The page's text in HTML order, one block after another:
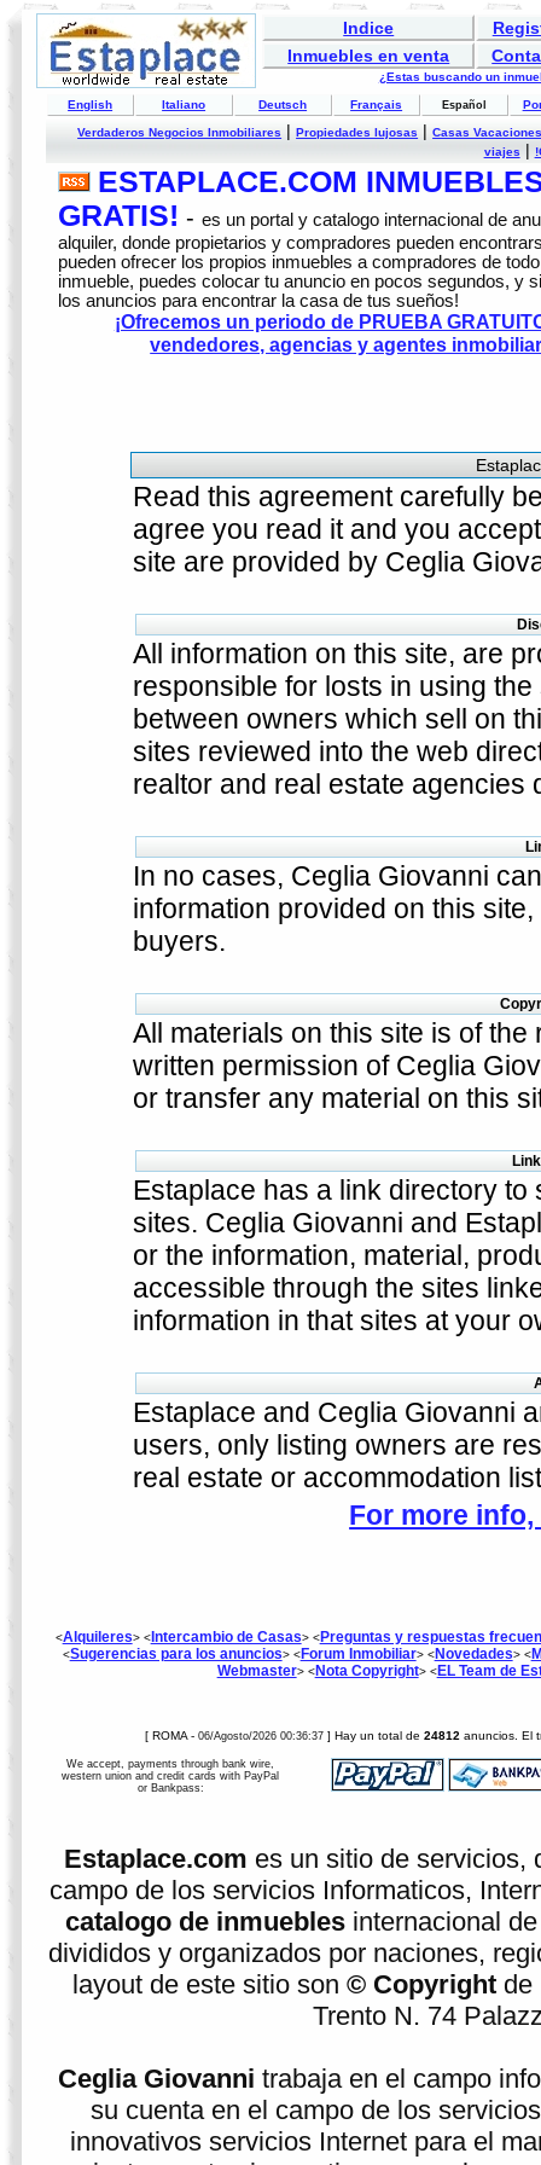
Indice
Inmuebles en venta
¿Estas buscando un
English Italiano Deutsch Français Español
Verdaderos Negocios Inmobiliares |Propiedades lujosas |Casas
viajes |
ESTAPLACE.COM
GRATIS! -es un portal y catalogo internacional de
alquiler, donde propietarios y compradores pueden
pueden ofrecer los propios inmuebles a compradores de
inmueble, puedes colocar tu anuncio en pocos segundos, y
los anuncios para encontrar la casa de tus sueños!
¡Ofrecemos un periodo de PRUEBA
vendedores, agencias y agentes
Read this agreement carefully
agree you read it and you
site are provided by Ceglia
All information on this site, are
responsible for losts in using
between owners which sell on
sites reviewed into the web
realtor and real estate
In no cases, Ceglia Giovanni
information provided on this
buyers.
All materials on this site is of
written permission of Ceglia
or transfer any material on this
Estaplace has a link directory
sites. Ceglia Giovanni and
or the information, material,
accessible through the sites
information in that sites at your
Estaplace and Ceglia Giovanni
users, only listing owners are
real estate or accommodation
For more
<Alquileres> <Intercambio de Casas> <Preguntas y respuestas
<Sugerencias para los anuncios> <Forum Inmobiliar> <Novedades> <
Webmaster> <Nota Copyright> <EL Team de
[ ROMA - 06/Agosto/2026 00:36:37 ] Hay un total de 24812 anuncios. El
We accept, payments through bank wire,
western union and credit cards with PayPal
or Bankpass:
Estaplace.com es un sitio de servicios,
campo de los servicios Informaticos,
catalogo de inmueblesinternacional
divididos y organizados por naciones,
layout de este sitio son© Copyright de
Trento N. 74
Ceglia Giovanni trabaja en el campo
su cuenta en el campo de los
innovativos servicios Internet para el